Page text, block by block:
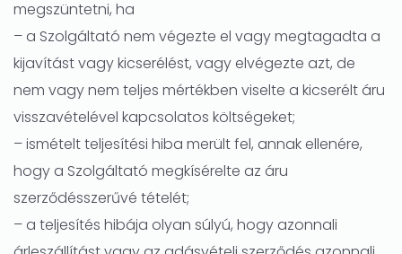
megszüntetni, ha
– a Szolgáltató nem végezte el vagy megtagadta a
kijavítást vagy kicserélést, vagy elvégezte azt, de
nem vagy nem teljes mértékben viselte a kicserélt áru
visszavételével kapcsolatos költségeket;
– ismételt teljesítési hiba merült fel, annak ellenére,
hogy a Szolgáltató megkísérelte az áru
szerződésszerűvé tételét;
– a teljesítés hibája olyan súlyú, hogy azonnali